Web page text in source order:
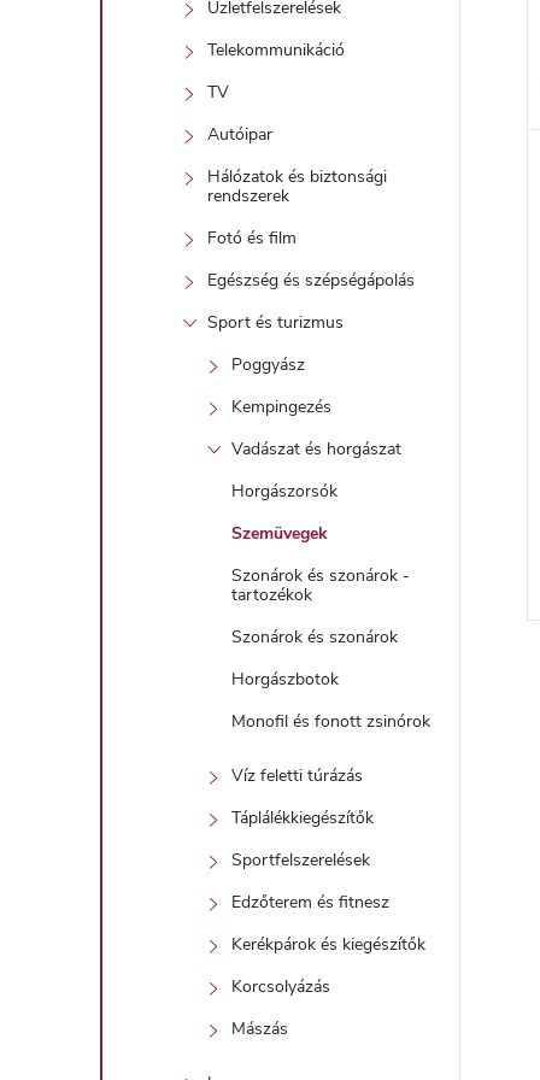
Üzletfelszerelések
Telekommunikáció
TV
Autóipar
Hálózatok és biztonsági
rendszerek
Fotó és film
Egészség és szépségápolás
Sport és turizmus
Poggyász
Kempingezés
Vadászat és horgászat
Horgászorsók
Szemüvegek
Szonárok és szonárok -
tartozékok
Szonárok és szonárok
Horgászbotok
Monofil és fonott zsinórok
Víz feletti túrázás
Táplálékkiegészítők
Sportfelszerelések
Edzőterem és fitnesz
Kerékpárok és kiegészítők
Korcsolyázás
Mászás
l